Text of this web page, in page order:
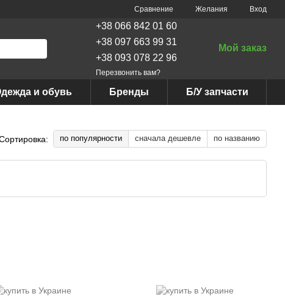
Сравнение Желания Вход
+38 066 842 01 60
+38 097 663 99 31
+38 093 078 22 96
Перезвонить вам?
Мой заказ
и обувь Бренды Б/У запчасти
по популярности сначала дешевле по названию